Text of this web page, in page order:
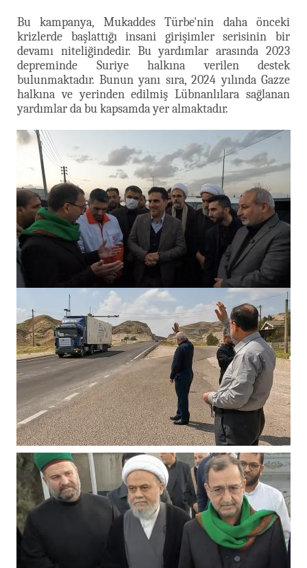
Bu kampanya, Mukaddes Türbe'nin daha önceki
krizlerde başlattığı insani girişimler serisinin bir
devamı niteliğindedir. Bu yardımlar arasında 2023
depreminde Suriye halkına verilen destek
bulunmaktadır. Bunun yanı sıra, 2024 yılında Gazze
halkına ve yerinden edilmiş Lübnanlılara sağlanan
yardımlar da bu kapsamda yer almaktadır.